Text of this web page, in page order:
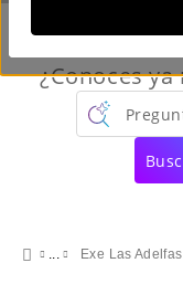
¿Conoces
Exe Las Adelfas